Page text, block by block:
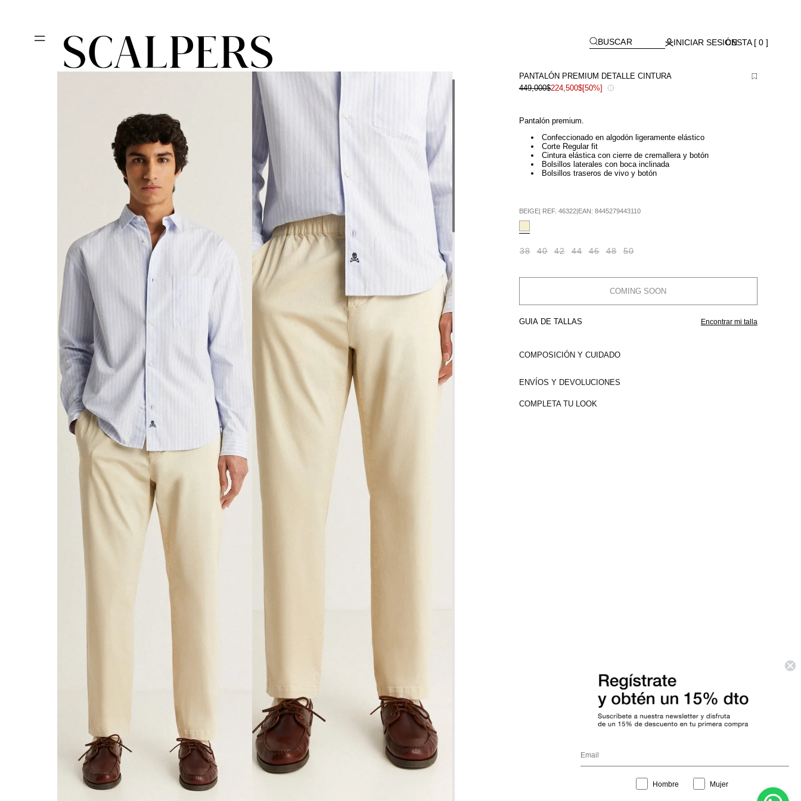
BUSCAR INICIAR SESIÓNCESTA [ 0 ]
PANTALÓN PREMIUM DETALLE CINTURA
449,000$224,500$[50%]
Pantalón premium.
Confeccionado en algodón ligeramente elástico
Corte Regular fit
Cintura elástica con cierre de cremallera y botón
Bolsillos laterales con boca inclinada
Bolsillos traseros de vivo y botón
BEIGE| REF. 46322|EAN: 8445279443110
38 40 42 44 46 48 50
COMING SOON
GUIA DE TALLAS Encontrar mi talla
COMPOSICIÓN Y CUIDADO
ENVÍOS Y DEVOLUCIONES
COMPLETA TU LOOK
InterestHombre Mujer